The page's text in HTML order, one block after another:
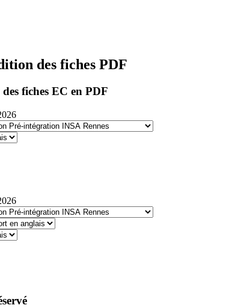
des fiches PDF
fiches EC en PDF